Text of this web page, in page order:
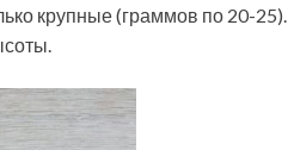
крупные (граммов по 20-25).